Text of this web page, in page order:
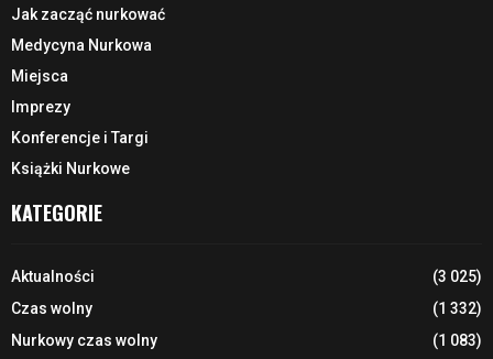
Jak zacząć nurkować
Medycyna Nurkowa
Miejsca
Imprezy
Konferencje i Targi
Książki Nurkowe
KATEGORIE
Aktualności
(3 025)
Czas wolny
(1 332)
Nurkowy czas wolny
(1 083)